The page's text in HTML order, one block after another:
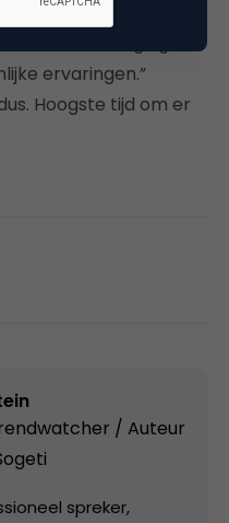
en ons gevoel
zelfvernietiging
ervaringen.”
Hoogste tijd om er
/ Auteur
spreker,